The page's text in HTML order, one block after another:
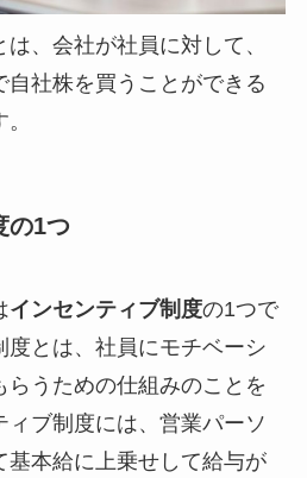
は、会社が社員に対して、
社株を買うことができる
の1つ
インセンティブ制度の1つで
度とは、社員にモチベーシ
らうための仕組みのことを
ブ制度には、営業パーソ
基本給に上乗せして給与が